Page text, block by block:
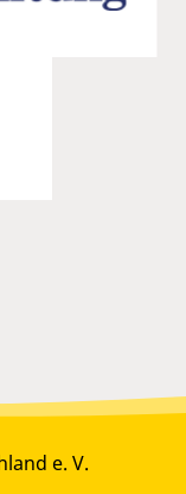
e. V.